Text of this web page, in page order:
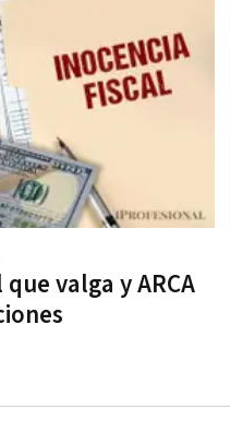
valga y ARCA